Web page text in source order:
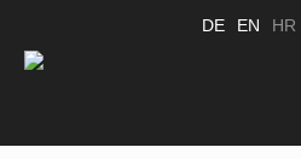
DE EN HR